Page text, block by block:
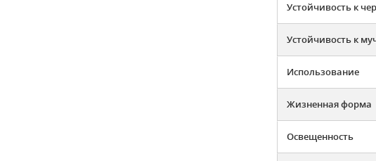
Устойчивость к
Устойчивость к
Использование
Жизненная форма
Освещенность